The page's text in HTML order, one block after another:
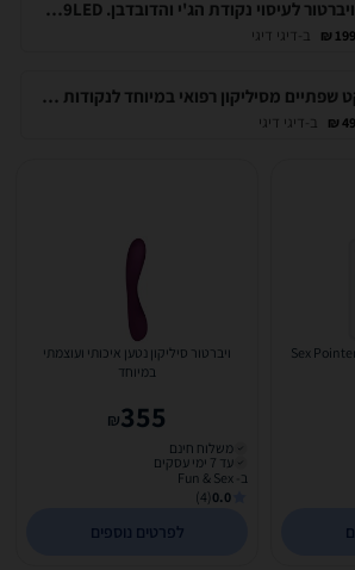
סקיילר ‏- ויברטור לעיסוי נקודת הג'י והדובדבן. Pretty-Love-500039LED
199 ₪ ב-דיגי דיגי
רוקט פוקט שפתיים מסיליקון רפואי במיוחד לנקודות הרגישות שלך מבית פריטי לאב DIGI-014502 ורוד
49 ₪ ב-דיגי דיגי
ויברטור סיליקון נטען איכותי ועוצמתי
במיוחד
355
₪
משלוח חינם
עד 7 ימי עסקים
ב- Fun & Sex
0.0
(4)
לפרטים נוספים